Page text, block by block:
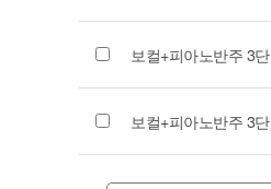
보컬+피아노반주 3단
보컬+피아노반주 3단